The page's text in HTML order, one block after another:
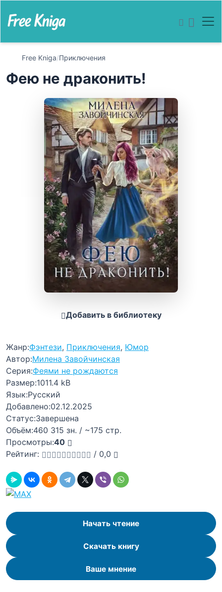
Free Kniga/Приключения
Фею не драконить!
Добавить в библиотеку
Жанр:Фэнтези, Приключения, Юмор
Автор:Милена Завойчинская
Серия:Феями не рождаются
Размер:1011.4 kB
Язык:Русский
Добавлено:02.12.2025
Статус:Завершена
Объём:460 315 зн. / ~175 стр.
Просмотры:40
Рейтинг:
/ 0,0
Начать чтение
Скачать книгу
Ваше мнение